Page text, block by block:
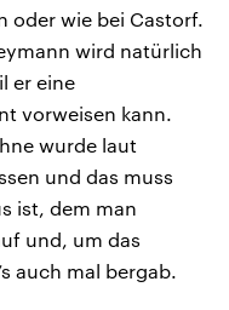
oder wie bei Castorf.
wird natürlich
er eine
vorweisen kann.
wurde laut
und das muss
ist, dem man
und, um das
auch mal bergab.